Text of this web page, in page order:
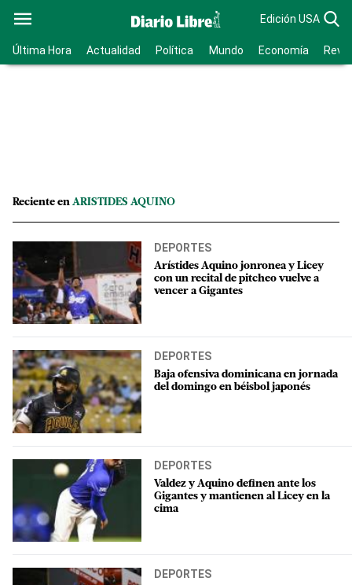
Edición USA
Última Hora Actualidad Política Mundo Economía
Reciente en ARISTIDES AQUINO
DEPORTES
Arístides Aquino jonronea y Licey
con un recital de pitcheo vuelve a
vencer a Gigantes
DEPORTES
Baja ofensiva dominicana en jornada
del domingo en béisbol japonés
DEPORTES
Valdez y Aquino definen ante los
Gigantes y mantienen al Licey en la
cima
DEPORTES